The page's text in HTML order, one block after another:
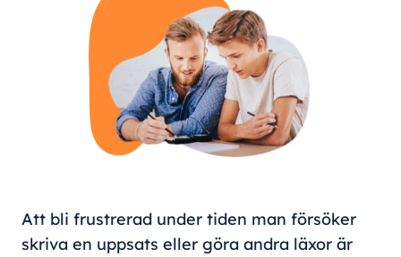
Att bli frustrerad under tiden man försöker
skriva en uppsats eller göra andra läxor är